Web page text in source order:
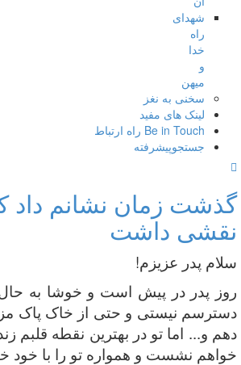
شهدای
راه
خدا
و
میهن
سخنی به نغز
لینک های مفید
Be in Touch راه ارتباط
جستجوپیشرفته
گذشت زمان نشانم داد
نقشی داشت
سلام پدر عزیزم!
روز پدر در پیش است و خوشا به حال
دسترسم نیستی و حتی از خاک پاک
دهم و... اما تو در بهترین نقطه قلبم
خواهم نشست و همواره تو را با